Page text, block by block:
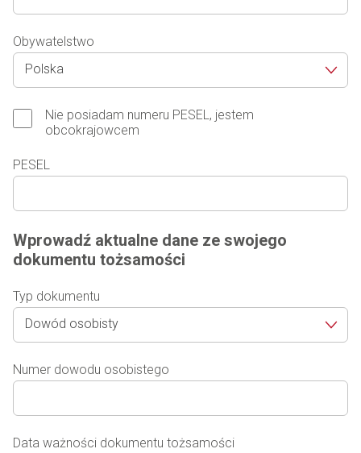
Obywatelstwo
Polska
Nie posiadam numeru PESEL, jestem
obcokrajowcem
PESEL
Wprowadź aktualne dane ze swojego
dokumentu tożsamości
Typ dokumentu
Dowód osobisty
Numer dowodu osobistego
Data ważności dokumentu tożsamości